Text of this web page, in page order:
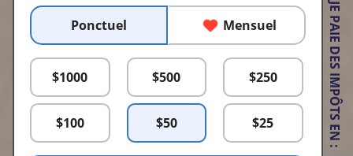
JE PAIE DES IMPÔTS EN :
Ponctuel Mensuel
$1000 $500 $250
$100 $50 $25